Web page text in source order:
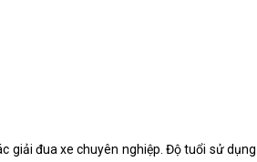
giải đua xe chuyên nghiệp. Độ tuổi sử dụng